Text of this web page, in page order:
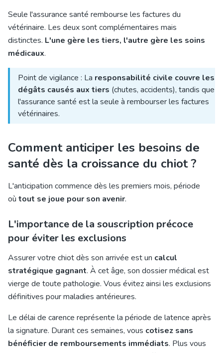
Seule l'assurance santé rembourse les factures du
vétérinaire. Les deux sont complémentaires mais
distinctes. L'une gère les tiers, l'autre gère les soins
médicaux.
Point de vigilance : La responsabilité civile couvre les
dégâts causés aux tiers (chutes, accidents), tandis que
l'assurance santé est la seule à rembourser les factures
vétérinaires.
Comment anticiper les besoins de
santé dès la croissance du chiot ?
L'anticipation commence dès les premiers mois, période
où tout se joue pour son avenir.
L'importance de la souscription précoce
pour éviter les exclusions
Assurer votre chiot dès son arrivée est un calcul
stratégique gagnant. À cet âge, son dossier médical est
vierge de toute pathologie. Vous évitez ainsi les exclusions
définitives pour maladies antérieures.
Le délai de carence représente la période de latence après
la signature. Durant ces semaines, vous cotisez sans
bénéficier de remboursements immédiats. Plus vous